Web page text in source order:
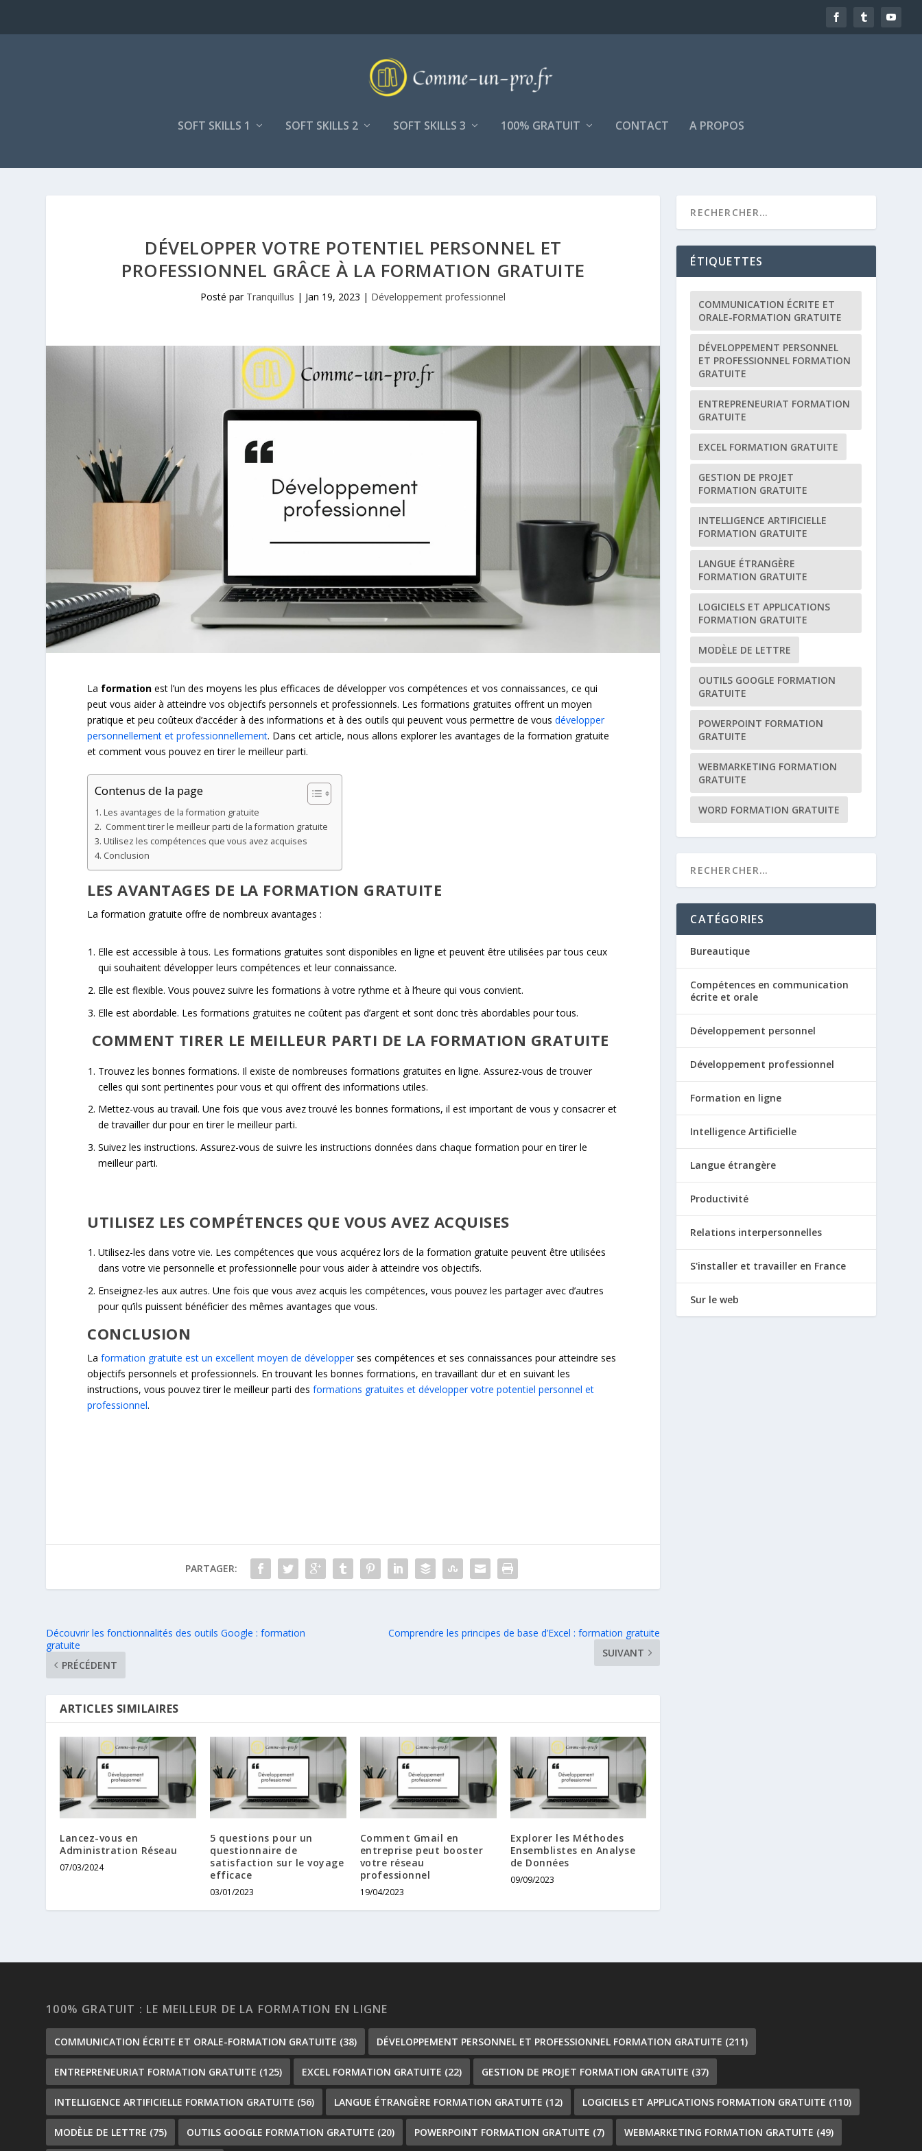
SOFT SKILLS 1 SOFT SKILLS 2 SOFT SKILLS 3 100% GRATUIT CONTACT A PROPOS
DÉVELOPPER VOTRE POTENTIEL PERSONNEL ET
PROFESSIONNEL GRÂCE À LA FORMATION GRATUITE
Posté par Tranquillus | Jan 19, 2023 | Développement professionnel
La formationest l’un des moyens les plus efficaces de développer vos compétences et vos connaissances, ce qui
peut vous aider à atteindre vos objectifs personnels et professionnels. Les formations gratuites offrent un moyen
pratique et peu coûteux d’accéder à des informations et à des outils qui peuvent vous permettre de vousdévelopper
personnellement et professionnellement. Dans cet article, nous allons explorer les avantages de la formation gratuite
et comment vous pouvez en tirer le meilleur parti.
Contenus de la page
Les avantages de la formation gratuite
Comment tirer le meilleur parti de la formation gratuite
Utilisez les compétences que vous avez acquises
Conclusion
LES AVANTAGES DE LA FORMATION GRATUITE
La formation gratuite offre de nombreux avantages :
Elle est accessible à tous. Les formations gratuites sont disponibles en ligne et peuvent être utilisées par tous ceux
qui souhaitent développer leurs compétences et leur connaissance.
Elle est flexible. Vous pouvez suivre les formations à votre rythme et à l’heure qui vous convient.
Elle est abordable. Les formations gratuites ne coûtent pas d’argent et sont donc très abordables pour tous.
COMMENT TIRER LE MEILLEUR PARTI DE LA FORMATION GRATUITE
Trouvez les bonnes formations. Il existe de nombreuses formations gratuites en ligne. Assurez-vous de trouver
celles qui sont pertinentes pour vous et qui offrent des informations utiles.
Mettez-vous au travail. Une fois que vous avez trouvé les bonnes formations, il est important de vous y consacrer et
de travailler dur pour en tirer le meilleur parti.
Suivez les instructions. Assurez-vous de suivre les instructions données dans chaque formation pour en tirer le
meilleur parti.
UTILISEZ LES COMPÉTENCES QUE VOUS AVEZ ACQUISES
Utilisez-les dans votre vie. Les compétences que vous acquérez lors de la formation gratuite peuvent être utilisées
dans votre vie personnelle et professionnelle pour vous aider à atteindre vos objectifs.
Enseignez-les aux autres. Une fois que vous avez acquis les compétences, vous pouvez les partager avec d’autres
pour qu’ils puissent bénéficier des mêmes avantages que vous.
CONCLUSION
Laformation gratuite est un excellent moyen de développerses compétences et ses connaissances pour atteindre ses
objectifs personnels et professionnels. En trouvant les bonnes formations, en travaillant dur et en suivant les
instructions, vous pouvez tirer le meilleur parti desformations gratuites et développer votre potentiel personnel et
professionnel.
PARTAGER:
Découvrir les fonctionnalités des outils Google : formation
gratuite
PRÉCÉDENT
Comprendre les principes de base d’Excel : formation gratuite
SUIVANT
ARTICLES SIMILAIRES
Lancez-vous en
Administration Réseau
07/03/2024
5 questions pour un
questionnaire de
satisfaction sur le voyage
efficace
03/01/2023
Comment Gmail en
entreprise peut booster
votre réseau
professionnel
19/04/2023
Explorer les Méthodes
Ensemblistes en Analyse
de Données
09/09/2023
ÉTIQUETTES
COMMUNICATION ÉCRITE ET
ORALE-FORMATION GRATUITE
DÉVELOPPEMENT PERSONNEL
ET PROFESSIONNEL FORMATION
GRATUITE
ENTREPRENEURIAT FORMATION
GRATUITE
EXCEL FORMATION GRATUITE
GESTION DE PROJET
FORMATION GRATUITE
INTELLIGENCE ARTIFICIELLE
FORMATION GRATUITE
LANGUE ÉTRANGÈRE
FORMATION GRATUITE
LOGICIELS ET APPLICATIONS
FORMATION GRATUITE
MODÈLE DE LETTRE
OUTILS GOOGLE FORMATION
GRATUITE
POWERPOINT FORMATION
GRATUITE
WEBMARKETING FORMATION
GRATUITE
WORD FORMATION GRATUITE
CATÉGORIES
Bureautique
Compétences en communication
écrite et orale
Développement personnel
Développement professionnel
Formation en ligne
Intelligence Artificielle
Langue étrangère
Productivité
Relations interpersonnelles
S'installer et travailler en France
Sur le web
100% GRATUIT : LE MEILLEUR DE LA FORMATION EN LIGNE
COMMUNICATION ÉCRITE ET ORALE-FORMATION GRATUITE (38) DÉVELOPPEMENT PERSONNEL ET PROFESSIONNEL FORMATION GRATUITE (211)
ENTREPRENEURIAT FORMATION GRATUITE (125) EXCEL FORMATION GRATUITE (22) GESTION DE PROJET FORMATION GRATUITE (37)
INTELLIGENCE ARTIFICIELLE FORMATION GRATUITE (56) LANGUE ÉTRANGÈRE FORMATION GRATUITE (12) LOGICIELS ET APPLICATIONS FORMATION GRATUITE (110)
MODÈLE DE LETTRE (75) OUTILS GOOGLE FORMATION GRATUITE (20) POWERPOINT FORMATION GRATUITE (7) WEBMARKETING FORMATION GRATUITE (49)